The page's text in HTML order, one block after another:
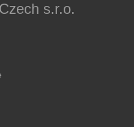
s.r.o.